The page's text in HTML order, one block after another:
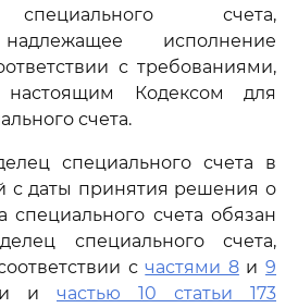
счета,
исполнение
с требованиями,
настоящим Кодексом для
счета.
специального счета в
с даты принятия решения о
специального счета обязан
специального счета,
счастями 8и9
и частью 10 статьи 173